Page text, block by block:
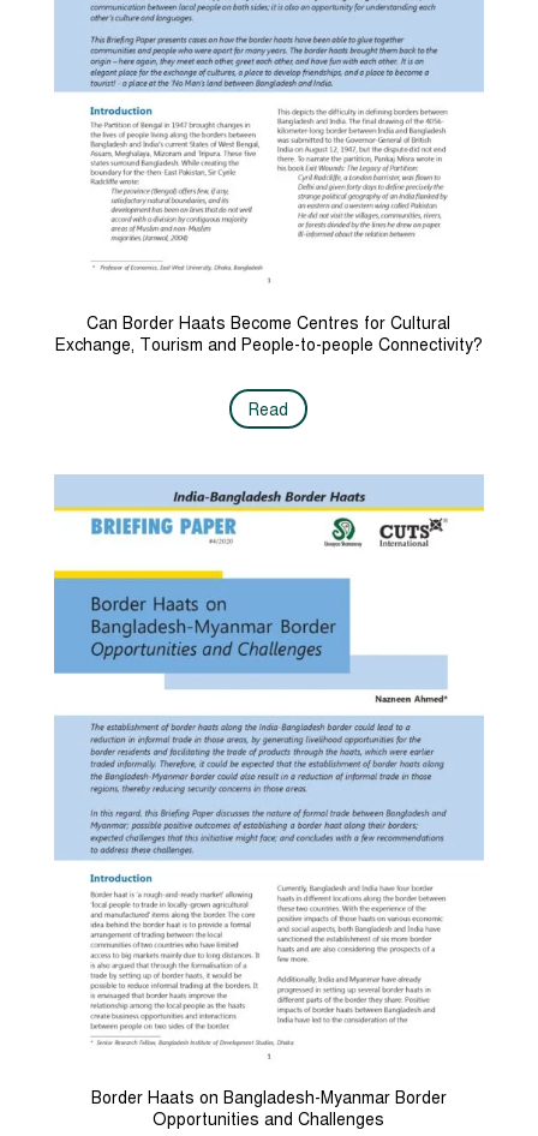
Can Border Haats Become Centres for Cultural
Exchange, Tourism and People-to-people Connectivity?
Read
Border Haats on Bangladesh-Myanmar Border
Opportunities and Challenges